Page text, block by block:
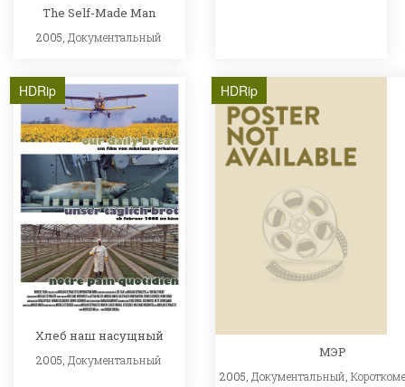
The Self-Made Man
2005, Документальный
HDRip
Хлеб наш насущный
2005,Документальный
HDRip
МЭР
2005, Документальный ,